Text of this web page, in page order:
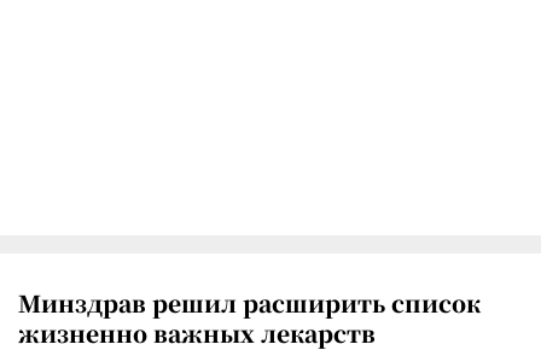
Минздрав решил расширить список
жизненно важных лекарств